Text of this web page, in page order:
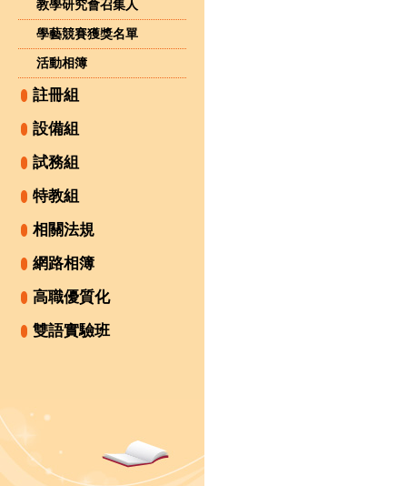
教學研究會召集人
學藝競賽獲獎名單
活動相簿
註冊組
設備組
試務組
特教組
相關法規
網路相簿
高職優質化
雙語實驗班